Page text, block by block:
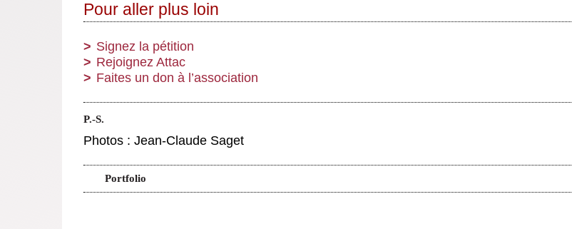
Pour aller plus loin
Signez la pétition
Rejoignez Attac
Faites un don à l’association
P.-S.
Photos : Jean-Claude Saget
Portfolio